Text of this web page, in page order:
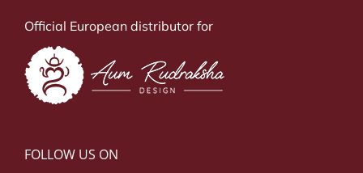
Official European distributor for
FOLLOW US ON